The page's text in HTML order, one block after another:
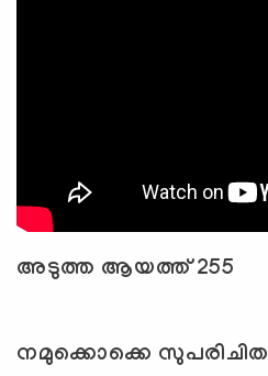
അടുത്ത ആയത്ത് 255
നമുക്കൊക്കെ